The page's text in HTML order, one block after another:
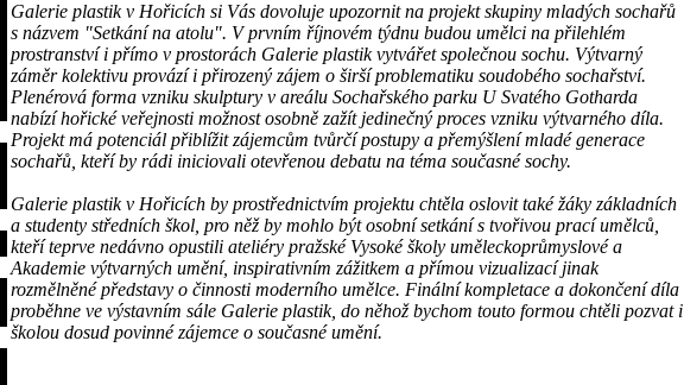
Galerie plastik v Hořicích si Vás dovoluje upozornit na projekt skupiny mladých sochařů
s názvem "Setkání na atolu". V prvním říjnovém týdnu budou umělci na přilehlém
prostranství i přímo v prostorách Galerie plastik vytvářet společnou sochu. Výtvarný
záměr kolektivu provází i přirozený zájem o širší problematiku soudobého sochařství.
Plenérová forma vzniku skulptury v areálu Sochařského parku U Svatého Gotharda
nabízí hořické veřejnosti možnost osobně zažít jedinečný proces vzniku výtvarného díla.
Projekt má potenciál přiblížit zájemcům tvůrčí postupy a přemýšlení mladé generace
sochařů, kteří by rádi iniciovali otevřenou debatu na téma současné sochy.
Galerie plastik v Hořicích by prostřednictvím projektu chtěla oslovit také žáky základních
a studenty středních škol, pro něž by mohlo být osobní setkání s tvořivou prací umělců,
kteří teprve nedávno opustili ateliéry pražské Vysoké školy uměleckoprůmyslové a
Akademie výtvarných umění, inspirativním zážitkem a přímou vizualizací jinak
rozmělněné představy o činnosti moderního umělce. Finální kompletace a dokončení díla
proběhne ve výstavním sále Galerie plastik, do něhož bychom touto formou chtěli pozvat i
školou dosud povinné zájemce o současné umění.